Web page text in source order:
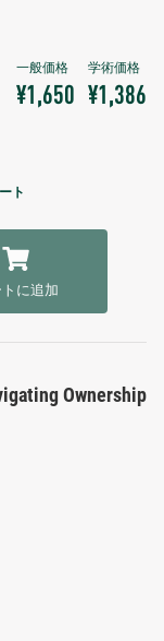
¥1,650 ¥1,386
ト
トに追加
Ownership